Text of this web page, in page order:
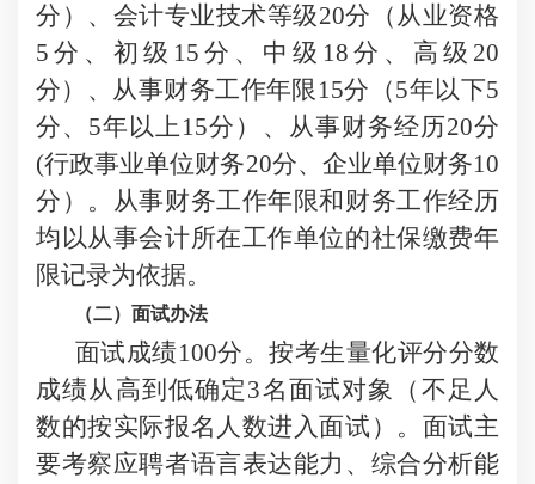
分）、会计专业技术等级20分（从业资格
5分、初级15分、中级18分、高级20
分）、从事财务工作年限15分（5年以下5
分、5年以上15分）、从事财务经历20分
(行政事业单位财务20分、企业单位财务10
分）。从事财务工作年限和财务工作经历
均以从事会计所在工作单位的社保缴费年
限记录为依据。
（二）面试办法
面试成绩100分。按考生量化评分分数
成绩从高到低确定3名面试对象（不足人
数的按实际报名人数进入面试）。面试主
要考察应聘者语言表达能力、综合分析能